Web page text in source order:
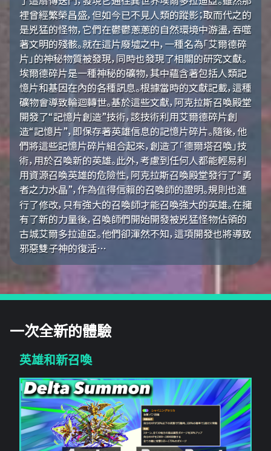
裡曾經繁榮昌盛，但如今已不見人類的蹤影；取而代之的
是兇猛的怪物，它們在鬱鬱蔥蔥的自然環境中游盪，吞噬
著文明的殘骸。就在這片廢墟之中，一種名為「艾爾德碎
片」的神秘物質被發現，同時也發現了相關的研究文獻。
埃爾德碎片是一種神秘的礦物，其中蘊含著包括人類記
憶片和基因在內的各種訊息。根據當時的文獻記載，這種
礦物會導致輪迴轉世。基於這些文獻，阿克拉斯召喚殿堂
開發了“記憶片創造”技術，該技術利用艾爾德碎片創
造“記憶片”，即保存著英雄信息的記憶片碎片。隨後，他
們將這些記憶片碎片組合起來，創造了「德爾塔召喚」技
術，用於召喚新的英雄。此外，考慮到任何人都能輕易利
用資源召喚英雄的危險性，阿克拉斯召喚殿堂發行了“勇
者之力水晶”，作為值得信賴的召喚師的證明。規則也進
行了修改，只有強大的召喚師才能召喚強大的英雄。在擁
有了新的力量後，召喚師們開始開發被兇猛怪物佔領的
古城艾爾多拉迪亞。他們卻渾然不知，這項開發也將導致
邪惡雙子神的復活…
一次全新的體驗
英雄和新召喚